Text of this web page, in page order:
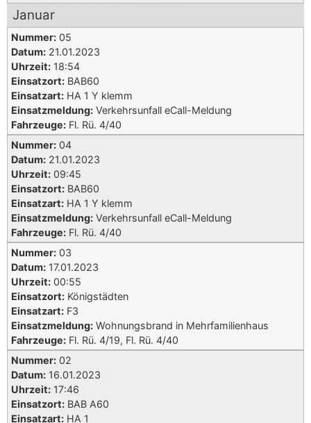
Januar
Nummer: 05
Datum: 21.01.2023
Uhrzeit: 18:54
Einsatzort: BAB60
Einsatzart: HA 1 Y klemm
Einsatzmeldung: Verkehrsunfall eCall-Meldung
Fahrzeuge: Fl. Rü. 4/40
Nummer: 04
Datum: 21.01.2023
Uhrzeit: 09:45
Einsatzort: BAB60
Einsatzart: HA 1 Y klemm
Einsatzmeldung: Verkehrsunfall eCall-Meldung
Fahrzeuge: Fl. Rü. 4/40
Nummer: 03
Datum: 17.01.2023
Uhrzeit: 00:55
Einsatzort: Königstädten
Einsatzart: F3
Einsatzmeldung: Wohnungsbrand in Mehrfamilienhaus
Fahrzeuge: Fl. Rü. 4/19, Fl. Rü. 4/40
Nummer: 02
Datum: 16.01.2023
Uhrzeit: 17:46
Einsatzort: BAB A60
Einsatzart: HA 1